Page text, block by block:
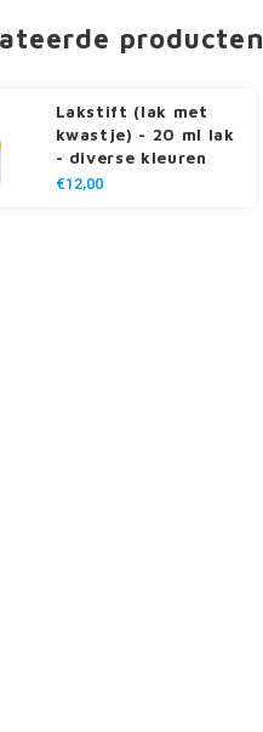
producten
Lakstift (lak met
kwastje) - 20 ml lak
- diverse kleuren
€12,00